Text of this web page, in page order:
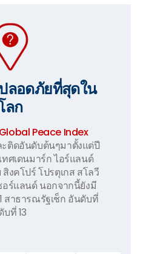
ลอดภัยที่สุดใน
ลก
Global Peace Index
ติดอันดับต้นๆมาตั้งแต่ปี
ศเดนมาร์ก ไอร์แลนด์
งคโปร์ โปรตุเกส สโลวี
อร์แลนด์ นอกจากนี้ยังมี
สาธารณรัฐเช็ก อันดับที่
ที่ 13